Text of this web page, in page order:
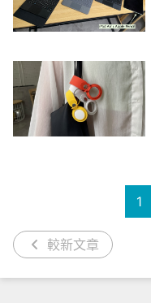
較新文章
1